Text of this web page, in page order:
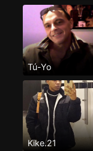
Tú-Yo
Kike.21